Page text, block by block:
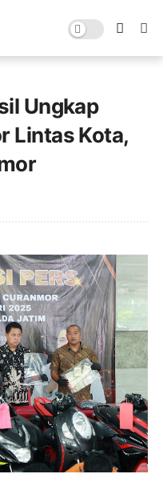
Ungkap
Lintas Kota,